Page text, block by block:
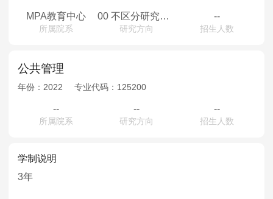
院校库 考试报名 招生政策 学制学费
报名流程
考试真题
报考经验 招生简章
MTA旅游管理
院校库 考试报名 招生政策
招生简章
MPA教育中心
所属院系
00 不区分研究方向
研究方向
--
招生人数
公共管理
年份： 2022 专业代码： 125200
--
所属院系
--
研究方向
--
招生人数
学制说明
3年